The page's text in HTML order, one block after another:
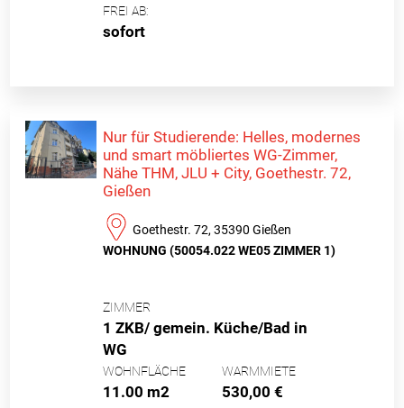
FREI AB:
sofort
Nur für Studierende: Helles, modernes
und smart möbliertes WG-Zimmer,
Nähe THM, JLU + City, Goethestr. 72,
Gießen
Goethestr. 72, 35390 Gießen
WOHNUNG (50054.022 WE05 ZIMMER 1)
ZIMMER
1 ZKB/ gemein. Küche/Bad in
WG
WOHNFLÄCHE
11.00 m2
WARMMIETE
530,00 €